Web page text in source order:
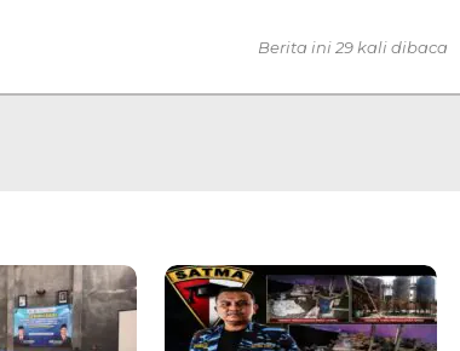
Berita ini 29 kali dibaca